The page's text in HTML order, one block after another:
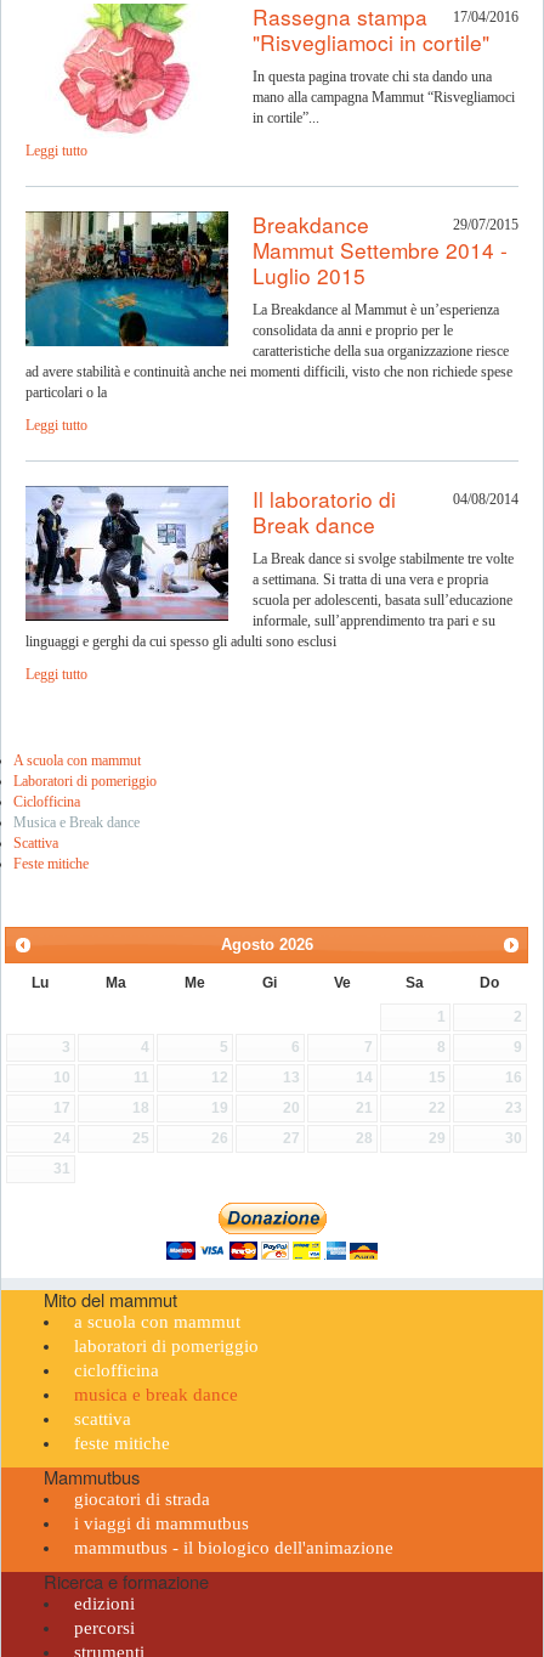
17/04/2016
Rassegna stampa
"Risvegliamoci in cortile"
In questa pagina trovate chi sta dando una
mano alla campagna Mammut “Risvegliamoci
in cortile”...
Leggi tutto
29/07/2015
Breakdance
Mammut Settembre 2014 -
Luglio 2015
La Breakdance al Mammut è un’esperienza
consolidata da anni e proprio per le
caratteristiche della sua organizzazione riesce
ad avere stabilità e continuità anche nei momenti difficili, visto che non richiede spese
particolari o la
Leggi tutto
04/08/2014
Il laboratorio di
Break dance
La Break dance si svolge stabilmente tre volte
a settimana. Si tratta di una vera e propria
scuola per adolescenti, basata sull’educazione
informale, sull’apprendimento tra pari e su
linguaggi e gerghi da cui spesso gli adulti sono esclusi
Leggi tutto
A scuola con mammut
Laboratori di pomeriggio
Ciclofficina
Musica e Break dance
Scattiva
Feste mitiche
Agosto 2026
Lu Ma Me Gi Ve Sa Do
1
2
3
4 5 6 7 8
9
10
11 12 13 14 15
16
17
18 19 20 21 22
23
24
25 26 27 28 29
30
31
Mito del mammut
a scuola con mammut
laboratori di pomeriggio
ciclofficina
musica e break dance
scattiva
feste mitiche
Mammutbus
giocatori di strada
i viaggi di mammutbus
mammutbus - il biologico dell'animazione
Ricerca e formazione
edizioni
percorsi
strumenti